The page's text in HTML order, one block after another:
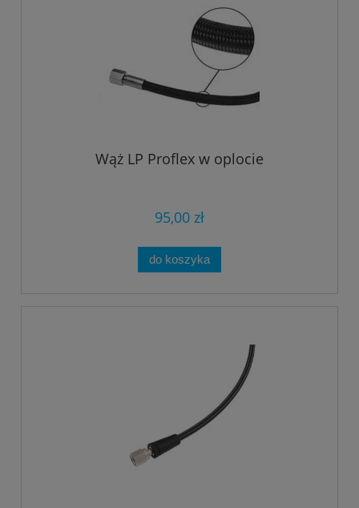
Wąż LP Proflex w oplocie
95,00 zł
do koszyka